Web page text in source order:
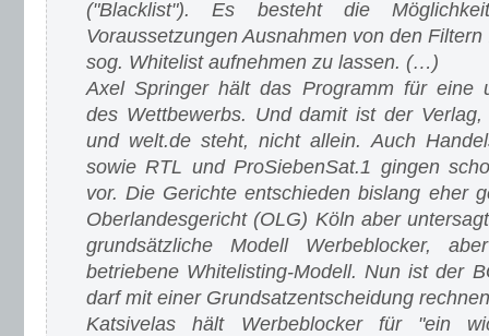
("Blacklist"). Es besteht die
Voraussetzungen Ausnahmen von den
sog. Whitelist aufnehmen zu lassen. (…)
Axel Springer hält das Programm für eine
des Wettbewerbs. Und damit ist der
und welt.de steht, nicht allein. Auch
sowie RTL und ProSiebenSat.1 gingen
vor. Die Gerichte entschieden bislang eher
Oberlandesgericht (OLG) Köln aber
grundsätzliche Modell Werbeblocker,
betriebene Whitelisting-Modell. Nun ist der
darf mit einer Grundsatzentscheidung
Katsivelas hält Werbeblocker für "ein